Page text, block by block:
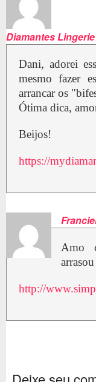
Diamantes Lingerie
Dani, adorei
mesmo fazer
arrancar os
Ótima dica,
Beijos!
https://
Amo
http://